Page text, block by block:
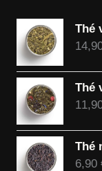
Thé
Thé
Thé
6,90